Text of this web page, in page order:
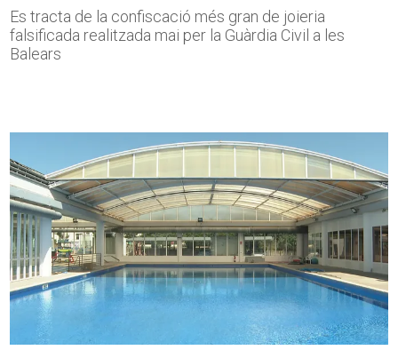
Es tracta de la confiscació més gran de joieria
falsificada realitzada mai per la Guàrdia Civil a les
Balears